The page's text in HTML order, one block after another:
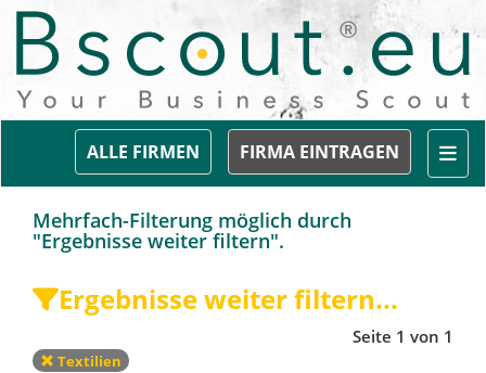
FIRMA EINTRAGEN
ALLE FIRMEN
Mehrfach-Filterung möglich durch
"Ergebnisse weiter filtern".
Ergebnisse weiter filtern...
Seite 1 von 1
Textilien